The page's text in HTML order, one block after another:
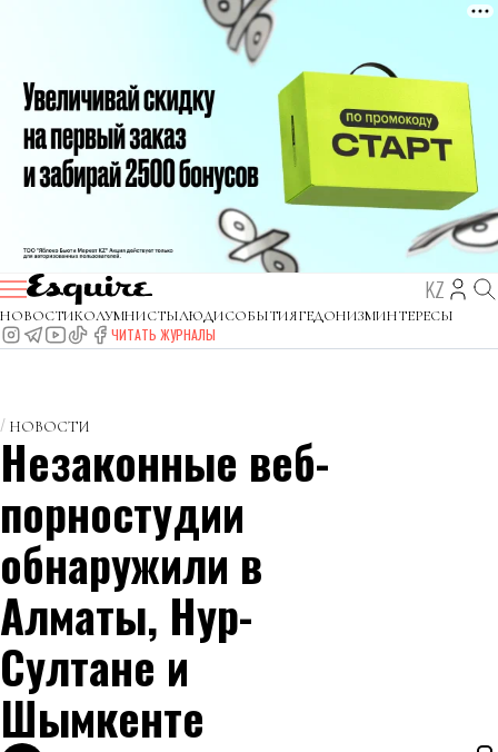
KZ
НОВОСТИКОЛУМНИСТЫЛЮДИСОБЫТИЯГЕДОНИЗМИНТЕРЕСЫ
ЧИТАТЬ ЖУРНАЛЫ
НОВОСТИ
Незаконные веб-
порностудии
обнаружили в
Алматы, Нур-
Султане и
Шымкенте